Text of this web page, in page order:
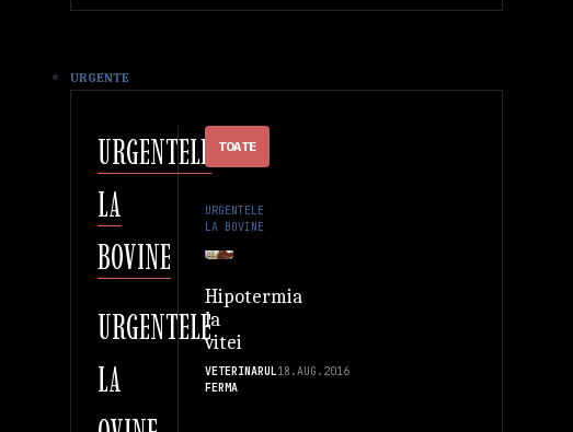
URGENTE
URGENTELE
LA
BOVINE
URGENTELE
LA
TOATE
URGENTELE
LA BOVINE
Hipotermia
la
vitei
VETERINARUL
FERMA
18.AUG.2016